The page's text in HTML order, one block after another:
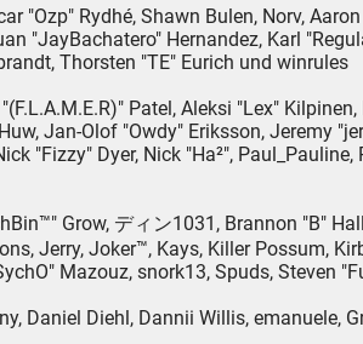
"Ozp" Rydhé, Shawn Bulen, Norv,
"JayBachatero" Hernandez, Karl
Thorsten "TE" Eurich und winrules
Patel, Aleksi "Lex"
Jan-Olof "Owdy" Eriksson, Jeremy
"Fizzy" Dyer, Nick "Ha²", Paul_Pauline,
Grow, ディン1031, Brannon "B"
Jerry, Joker™, Kays, Killer Possum,
Mazouz, snork13, Spuds, Steven
Daniel Diehl, Dannii Willis, emanuele,